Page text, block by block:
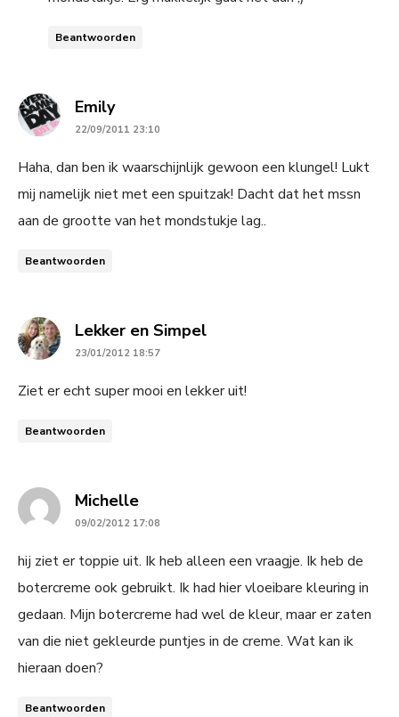
Beantwoorden
Emilysays:
22/09/2011 23:10
Haha, dan ben ik waarschijnlijk gewoon een klungel! Lukt
mij namelijk niet met een spuitzak! Dacht dat het mssn
aan de grootte van het mondstukje lag..
Beantwoorden
Lekker en Simpelsays:
23/01/2012 18:57
Ziet er echt super mooi en lekker uit!
Beantwoorden
Michellesays:
09/02/2012 17:08
hij ziet er toppie uit. Ik heb alleen een vraagje. Ik heb de
botercreme ook gebruikt. Ik had hier vloeibare kleuring in
gedaan. Mijn botercreme had wel de kleur, maar er zaten
van die niet gekleurde puntjes in de creme. Wat kan ik
hieraan doen?
Beantwoorden